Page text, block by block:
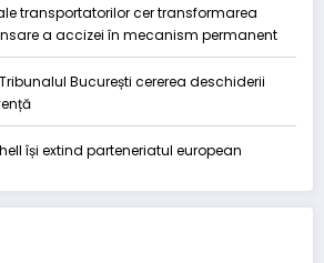
transportatorilor cer transformarea
a accizei în mecanism permanent
București cererea deschiderii
își extind parteneriatul european